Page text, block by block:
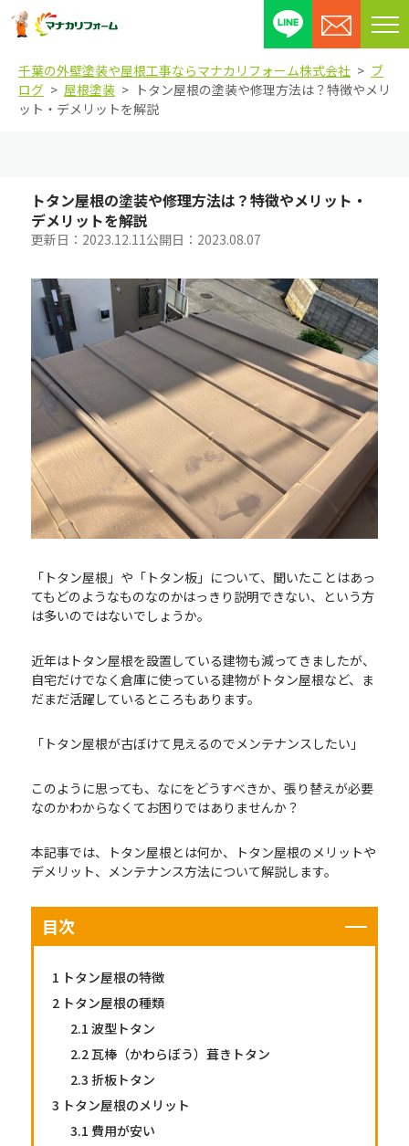
メ
ニ
ー
千葉の外壁塗装や屋根工事ならマナカリフォーム株式会社
ブ
ログ
屋根塗装
トタン屋根の塗装や修理方法は？特徴やメリ
ット・デメリットを解説
トタン屋根の塗装や修理方法は？特徴やメリット・
デメリットを解説
更新日： 2023.12.11公開日： 2023.08.07
「トタン屋根」や「トタン板」について、聞いたことはあっ
てもどのようなものなのかはっきり説明できない、という方
は多いのではないでしょうか。
近年はトタン屋根を設置している建物も減ってきましたが、
自宅だけでなく倉庫に使っている建物がトタン屋根など、ま
だまだ活躍しているところもあります。
「トタン屋根が古ぼけて見えるのでメンテナンスしたい」
このように思っても、なにをどうすべきか、張り替えが必要
なのかわからなくてお困りではありませんか？
本記事では、トタン屋根とは何か、トタン屋根のメリットや
デメリット、メンテナンス方法について解説します。
目次
1 トタン屋根の特徴
2 トタン屋根の種類
2.1 波型トタン
2.2瓦棒（かわらぼう）葺きトタン
2.3 折板トタン
3 トタン屋根のメリット
3.1 費用が安い